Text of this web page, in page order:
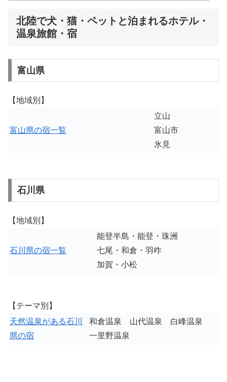
北陸で犬・猫・ペットと泊まれるホテル・
温泉旅館・宿
富山県
【地域別】
富山県の宿一覧
立山
富山市
氷見
石川県
【地域別】
石川県の宿一覧
能登半島・能登・珠洲
七尾・和倉・羽咋
加賀・小松
【テーマ別】
天然温泉がある石川
県の宿
和倉温泉 山代温泉 白峰温泉
一里野温泉